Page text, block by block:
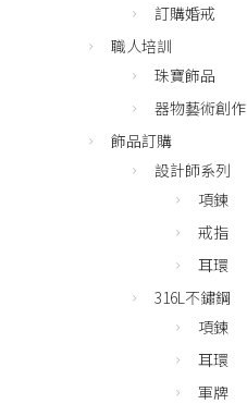
訂購婚戒
職人培訓
珠寶飾品
器物藝術創作
飾品訂購
設計師系列
項鍊
戒指
耳環
316L不鏽鋼
項鍊
耳環
軍牌